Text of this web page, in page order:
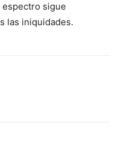
es­pectro sigue
las iniquidades.